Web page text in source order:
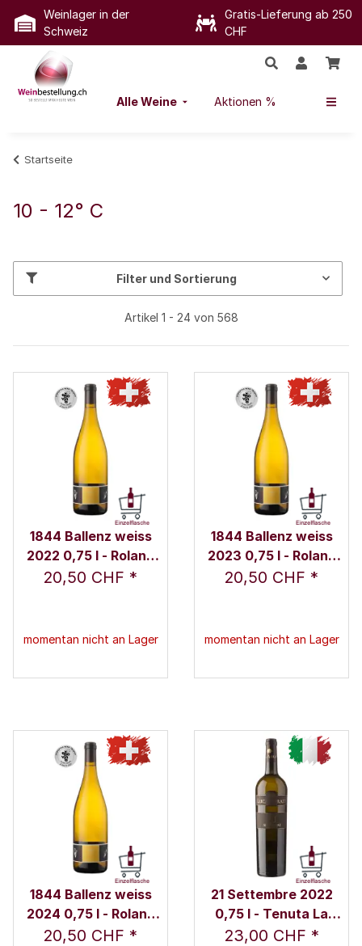
Weinlager in der
Schweiz
Gratis-Lieferung ab 250
CHF
Alle Weine Aktionen %
Startseite
10 - 12° C
Filter und Sortierung
Artikel 1 - 24 von 568
1844 Ballenz weiss
2022 0,75 l - Roland
und Karin Lenz
20,50 CHF *
momentan nicht an Lager
1844 Ballenz weiss
2023 0,75 l - Roland
und Karin Lenz
20,50 CHF *
momentan nicht an Lager
1844 Ballenz weiss
2024 0,75 l - Roland
und Karin Lenz
20,50 CHF *
21 Settembre 2022
0,75 l - Tenuta La
Meridiana
23,00 CHF *